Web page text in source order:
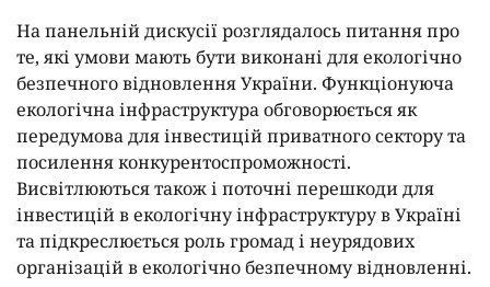
На панельній дискусії розглядалось питання про
те, які умови мають бути виконані для екологічно
безпечного відновлення України. Функціонуюча
екологічна інфраструктура обговорюється як
передумова для інвестицій приватного сектору та
посилення конкурентоспроможності.
Висвітлюються також і поточні перешкоди для
інвестицій в екологічну інфраструктуру в Україні
та підкреслюється роль громад і неурядових
організацій в екологічно безпечному відновленні.